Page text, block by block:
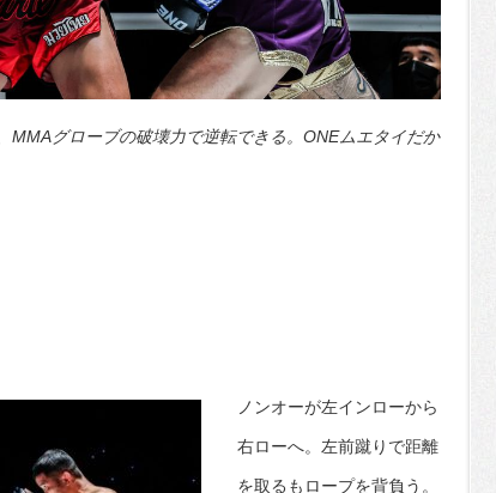
MMAグローブの破壊力で逆転できる。ONEムエタイだか
ノンオーが左インローから
右ローへ。左前蹴りで距離
を取るもロープを背負う。